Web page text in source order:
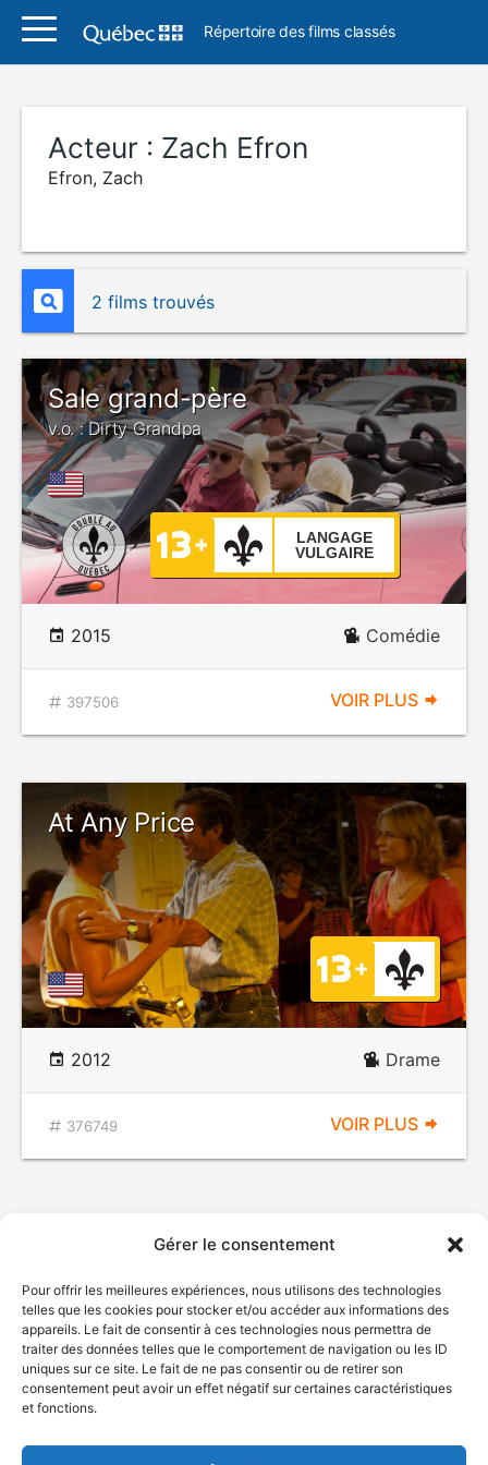
Gérer le consentement
Pour offrir les meilleures expériences, nous utilisons des technologies
telles que les cookies pour stocker et/ou accéder aux informations des
appareils. Le fait de consentir à ces technologies nous permettra de
traiter des données telles que le comportement de navigation ou les ID
uniques sur ce site. Le fait de ne pas consentir ou de retirer son
consentement peut avoir un effet négatif sur certaines caractéristiques
et fonctions.
Répertoire des films classés
Acteur : Zach Efron
Efron, Zach
2 films trouvés
Sale grand-père
v.o. : Dirty Grandpa
LANGAGE
VULGAIRE
2015 Comédie
397506 VOIR PLUS
At Any Price
2012 Drame
376749 VOIR PLUS
© Gouvernement du Québec, 2026
Plan du site